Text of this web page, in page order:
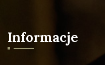
Informacje